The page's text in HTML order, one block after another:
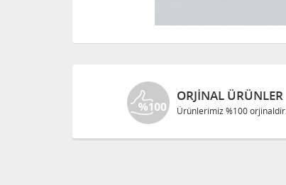
ORJINAL ÜRÜNLER
Ürünlerimiz %100 orjinaldir.